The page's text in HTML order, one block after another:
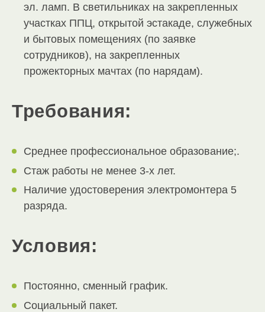
эл. ламп. В светильниках на закрепленных
участках ППЦ, открытой эстакаде, служебных
и бытовых помещениях (по заявке
сотрудников), на закрепленных
прожекторных мачтах (по нарядам).
Требования:
Среднее профессиональное образование;.
Стаж работы не менее 3-х лет.
Наличие удостоверения электромонтера 5
разряда.
Условия:
Постоянно, сменный график.
Социальный пакет.